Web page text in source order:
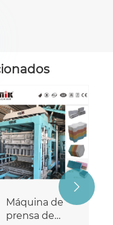
Máquina de
prensa de
